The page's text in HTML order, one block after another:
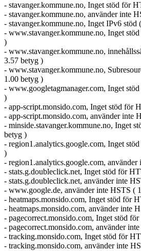
- stavanger.kommune.no, Inget stöd för
- stavanger.kommune.no, använder inte
- stavanger.kommune.no, Inget IPv6 stöd
- www.stavanger.kommune.no, Inget
)
- www.stavanger.kommune.no,
3.57 betyg )
- www.stavanger.kommune.no,
1.00 betyg )
- www.googletagmanager.com, Inget
)
- app-script.monsido.com, Inget stöd för
- app-script.monsido.com, använder inte
- minside.stavanger.kommune.no, Inget
betyg )
- region1.analytics.google.com, Inget
)
- region1.analytics.google.com,
- stats.g.doubleclick.net, Inget stöd för
- stats.g.doubleclick.net, använder inte
- www.google.de, använder inte HSTS (
- heatmaps.monsido.com, Inget stöd för
- heatmaps.monsido.com, använder inte
- pagecorrect.monsido.com, Inget stöd
- pagecorrect.monsido.com, använder
- tracking.monsido.com, Inget stöd för
- tracking.monsido.com, använder inte